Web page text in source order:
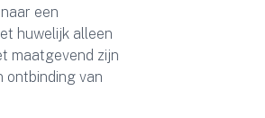
een
huwelijk alleen
maatgevend zijn
ontbinding van